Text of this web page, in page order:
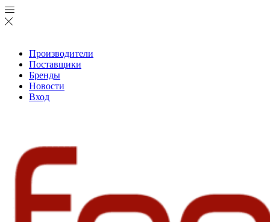
Производители
Поставщики
Бренды
Новости
Вход